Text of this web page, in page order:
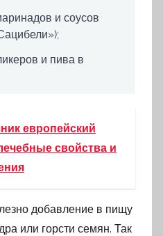
и соусов
и пива в
европейский
свойства и
добавление в пищу
или горсти семян. Так